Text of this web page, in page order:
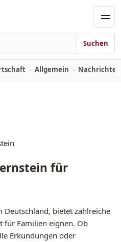
Suchen
Allgemein
für
Deutschland, bietet zahlreiche
für Familien eignen. Ob
Erkundungen oder